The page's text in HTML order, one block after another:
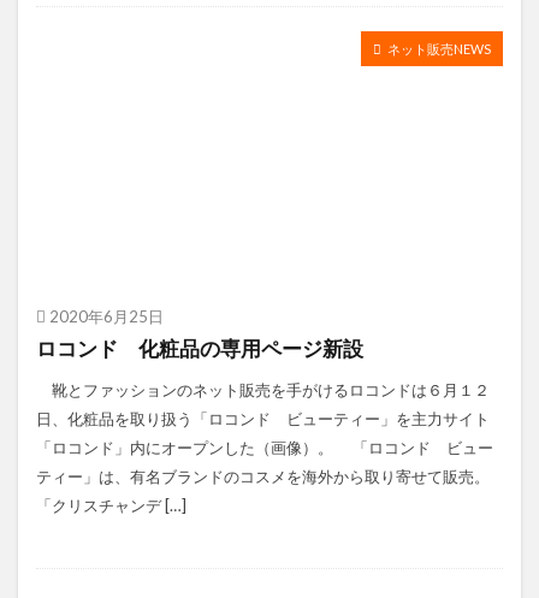
ネット販売NEWS
2020年6月25日
ロコンド 化粧品の専用ページ新設
靴とファッションのネット販売を手がけるロコンドは６月１２
日、化粧品を取り扱う「ロコンド ビューティー」を主力サイト
「ロコンド」内にオープンした（画像）。 「ロコンド ビュー
ティー」は、有名ブランドのコスメを海外から取り寄せて販売。
「クリスチャンデ […]